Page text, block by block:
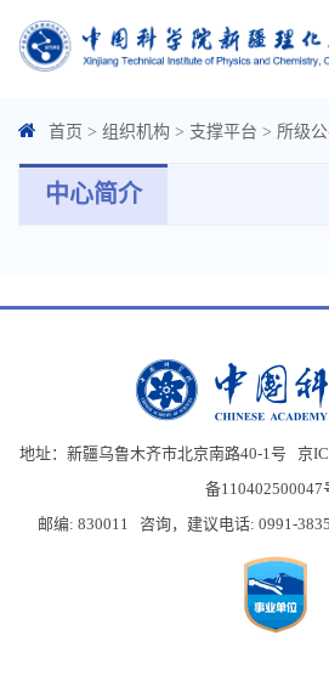
首页 > 组织机构 > 支撑平台 > 所级
中心简介
地址：新疆乌鲁木齐市北京南路40-1号 京
备110402500047
邮编: 830011 咨询，建议电话: 0991-